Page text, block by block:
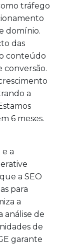
tráfego
domínio.
das
conteúdo
conversão.
a
6 meses.
a
a SEO
para
a
análise de
de
garante